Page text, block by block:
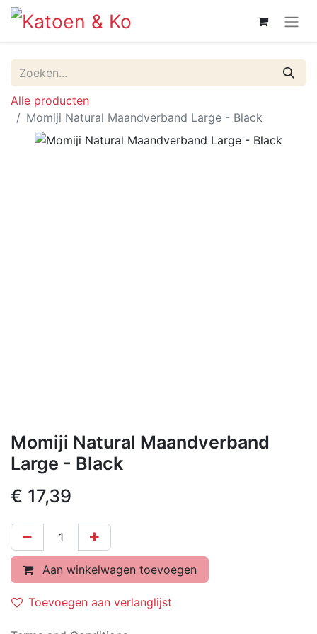
Alle producten
Momiji Natural Maandverband Large - Black
Momiji Natural Maandverband
Large - Black
€ 17,39
Aan winkelwagen toevoegen
Toevoegen aan verlanglijst